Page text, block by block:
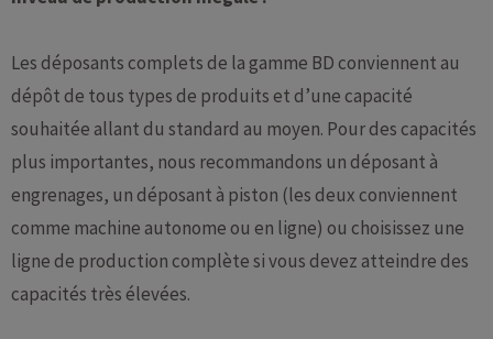
Les déposants complets de la gamme BD conviennent au
dépôt de tous types de produits et d’une capacité
souhaitée allant du standard au moyen. Pour des capacités
plus importantes, nous recommandons un déposant à
engrenages, un déposant à piston (les deux conviennent
comme machine autonome ou en ligne) ou choisissez une
ligne de production complète si vous devez atteindre des
capacités très élevées.